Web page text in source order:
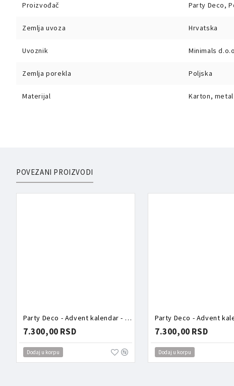
Proizvođač Party Deco,
Zemlja uvoza Hrvatska
Uvoznik Minimals
Zemlja porekla Poljska
Materijal Karton, metal
POVEZANI PROIZVODI
Party Deco - Advent kalendar - Roze kutija puna aksesoara
7.300,00 RSD
Dodaj u korpu
7.300,00 RSD
Dodaj u korpu